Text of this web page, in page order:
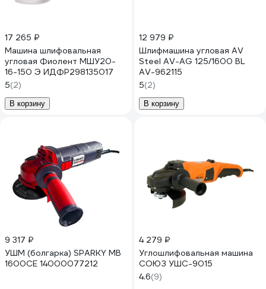
17 265 ₽
Машина шлифовальная
угловая Фиолент МШУ20-
16-150 Э ИДФР298135017
5(2)
В корзину
12 979 ₽
Шлифмашина угловая AV
Steel AV-AG 125/1600 BL
AV-962115
5(2)
В корзину
9 317 ₽
УШМ (болгарка) SPARKY MB
1600СE 14000077212
4 279 ₽
Углошлифовальная машина
СОЮЗ УШС-9015
4.6(9)